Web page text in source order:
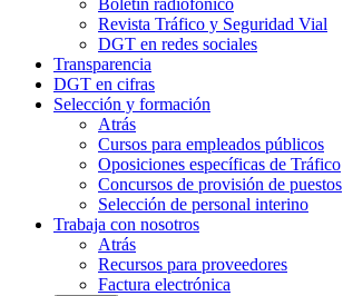
Boletín radiofónico
Revista Tráfico y Seguridad Vial
DGT en redes sociales
Transparencia
DGT en cifras
Selección y formación
Atrás
Cursos para empleados públicos
Oposiciones específicas de Tráfico
Concursos de provisión de puestos
Selección de personal interino
Trabaja con nosotros
Atrás
Recursos para proveedores
Factura electrónica